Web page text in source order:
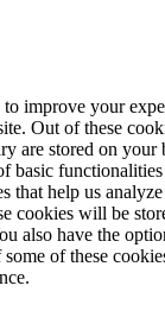
to improve your
Out of these
are stored on your
basic
that help us
cookies will be
also have the
of these